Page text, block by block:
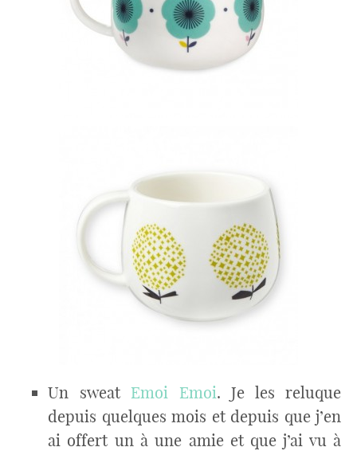
Un sweat Emoi Emoi. Je les reluque
depuis quelques mois et depuis que j’en
ai offert un à une amie et que j’ai vu à